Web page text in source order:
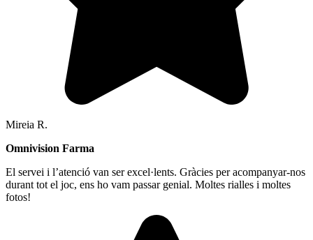
Mireia R.
Omnivision Farma
El servei i l’atenció van ser excel·lents. Gràcies per acompanyar-nos
durant tot el joc, ens ho vam passar genial. Moltes rialles i moltes
fotos!